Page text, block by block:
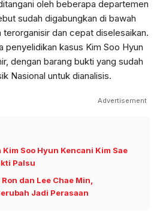
oleh beberapa departemen
sudah digabungkan di bawah
dan cepat diselesaikan.
penyelidikan kasus Kim Soo Hyun
dengan barang bukti yang sudah
Nasional untuk dianalisis.
Advertisement
Soo Hyun Kencani Kim Sae
Palsu
dan Lee Chae Min,
Jadi Perasaan